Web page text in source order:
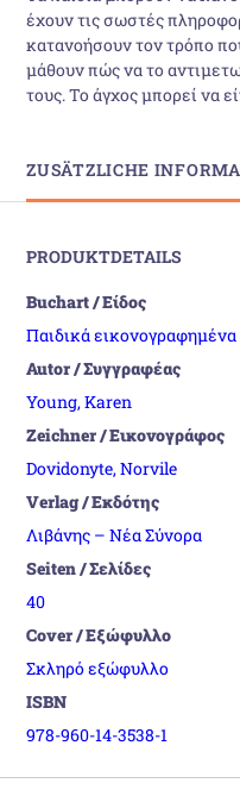
έχουν τις σωστές
κατανοήσουν τον τρόπο
µάθουν πώς να το
τους. Το άγχος µπορεί να
ZUSÄTZLICHE
PRODUKTDETAILS
Buchart / Είδος
Παιδικά εικονογραφημένα
Autor / Συγγραφέας
Young, Karen
Zeichner / Εικονογράφος
Dovidonyte, Norvile
Verlag / Εκδότης
Λιβάνης – Νέα Σύνορα
Seiten / Σελίδες
40
Cover / Εξώφυλλο
Σκληρό εξώφυλλο
ISBN
978-960-14-3538-1